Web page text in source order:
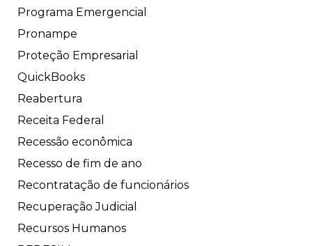
Programa Emergencial
Pronampe
Proteção Empresarial
QuickBooks
Reabertura
Receita Federal
Recessão econômica
Recesso de fim de ano
Recontratação de funcionários
Recuperação Judicial
Recursos Humanos